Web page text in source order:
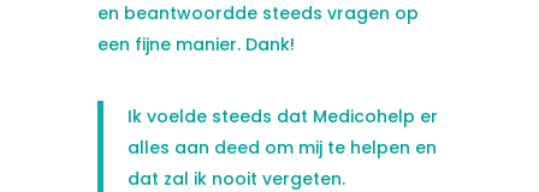
en beantwoordde steeds vragen op
een fijne manier. Dank!
Ik voelde steeds dat Medicohelp er
alles aan deed om mij te helpen en
dat zal ik nooit vergeten.